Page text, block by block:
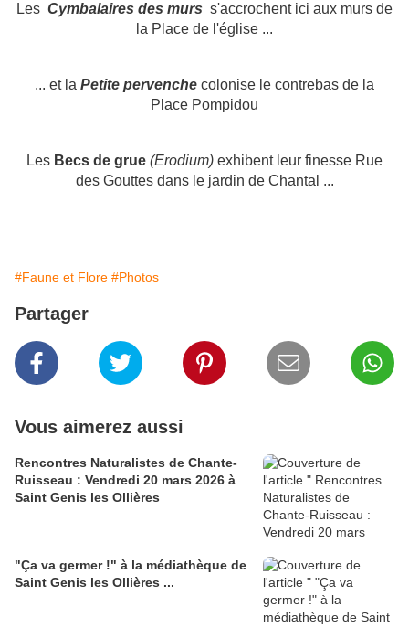
Les Cymbalaires des murs s'accrochent ici aux murs de
la Place de l'église ...
... et la Petite pervenche colonise le contrebas de la
Place Pompidou
Les Becs de grue (Erodium) exhibent leur finesse Rue
des Gouttes dans le jardin de Chantal ...
#Faune et Flore #Photos
Partager
Vous aimerez aussi
Rencontres Naturalistes de Chante-
Ruisseau : Vendredi 20 mars 2026 à
Saint Genis les Ollières
"Ça va germer !" à la médiathèque de
Saint Genis les Ollières ...